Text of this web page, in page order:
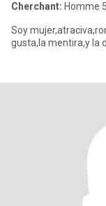
Cherchant: Homme
Soy
gusta,la mentira,y la